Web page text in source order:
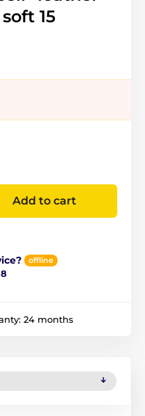
15
Add to cart
offline
24 months